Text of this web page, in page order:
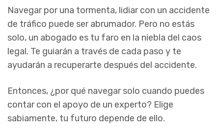
Navegar por una tormenta, lidiar con un accidente
de tráfico puede ser abrumador. Pero no estás
solo, un abogado es tu faro en la niebla del caos
legal. Te guiarán a través de cada paso y te
ayudarán a recuperarte después del accidente.
Entonces, ¿por qué navegar solo cuando puedes
contar con el apoyo de un experto? Elige
sabiamente, tu futuro depende de ello.